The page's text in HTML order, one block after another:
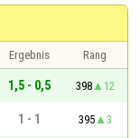
Ergebnis
Rang
1,5 - 0,5 398
12
1 - 1 395
3